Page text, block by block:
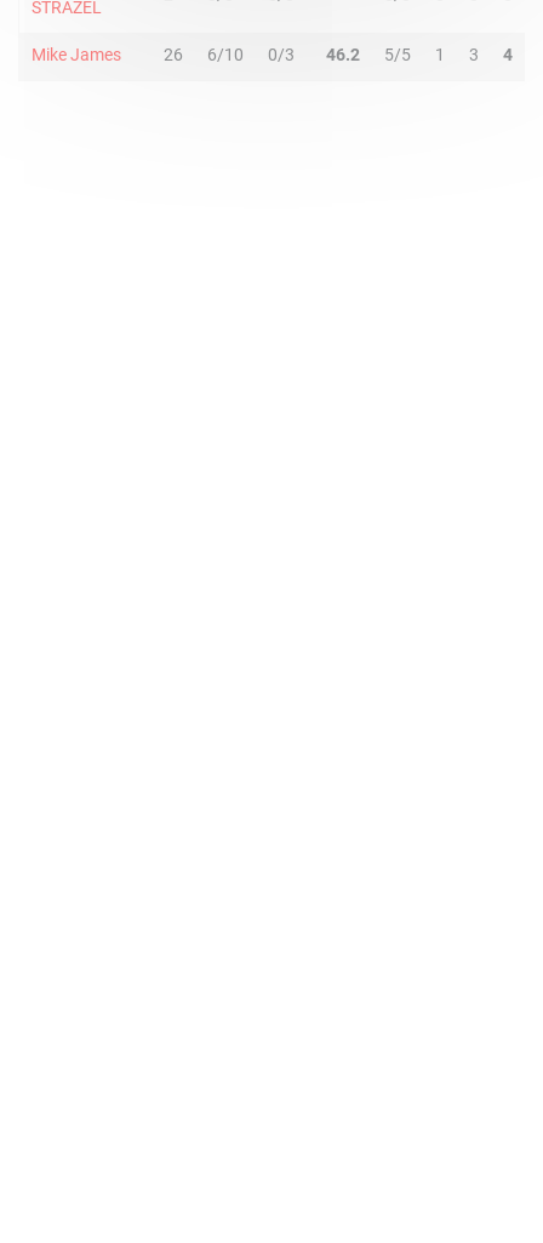
STRAZEL
Mike James 26 6/10 0/3 46.2 5/5 1 3 4